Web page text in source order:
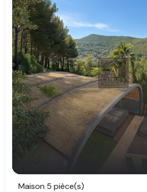
Maison 5 pièce(s)